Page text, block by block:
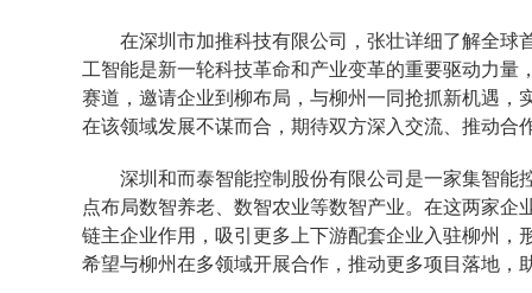
在深圳市加推科技有限公司，张壮详细了解全球
工智能是新一轮科技革命和产业变革的重要驱动力
赛道，邀请企业到柳布局，与柳州一同抢抓新机遇
在该领域发展不谋而合，期待双方深入交流、推动合
深圳和而泰智能控制股份有限公司是一家集智能
点布局数智养老、数智农业等数智产业。在这两家
链主企业作用，吸引更多上下游配套企业入驻柳州
希望与柳州在多领域开展合作，推动更多项目落地，